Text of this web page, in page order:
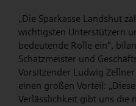
„Die Sparkasse Landshut
wichtigsten Unterstützern
bedeutende Rolle ein“,
Schatzmeister und
Vorsitzender Ludwig
einen großen Vorteil:
Verlässlichkeit gibt uns die